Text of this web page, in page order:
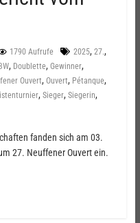
1790 Aufrufe 2025, 27.,
BW, Doublette, Gewinner,
Ouvert, Ouvert, Pétanque,
, Sieger, Siegerin,
fanden sich am 03.
27. Neuffener Ouvert ein.